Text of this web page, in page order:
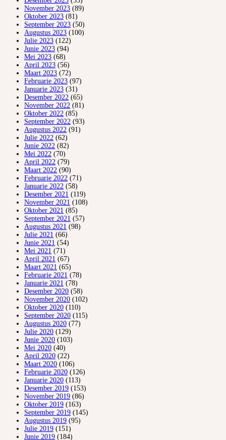
November 2023 (89)
Oktober 2023 (81)
September 2023 (50)
Augustus 2023 (100)
Julie 2023 (122)
Junie 2023 (94)
Mei 2023 (68)
April 2023 (56)
Maart 2023 (72)
Februarie 2023 (97)
Januarie 2023 (31)
Desember 2022 (65)
November 2022 (81)
Oktober 2022 (85)
September 2022 (93)
Augustus 2022 (91)
Julie 2022 (62)
Junie 2022 (82)
Mei 2022 (70)
April 2022 (79)
Maart 2022 (90)
Februarie 2022 (71)
Januarie 2022 (58)
Desember 2021 (119)
November 2021 (108)
Oktober 2021 (85)
September 2021 (57)
Augustus 2021 (98)
Julie 2021 (66)
Junie 2021 (54)
Mei 2021 (71)
April 2021 (67)
Maart 2021 (65)
Februarie 2021 (78)
Januarie 2021 (78)
Desember 2020 (58)
November 2020 (102)
Oktober 2020 (110)
September 2020 (115)
Augustus 2020 (77)
Julie 2020 (129)
Junie 2020 (103)
Mei 2020 (40)
April 2020 (22)
Maart 2020 (106)
Februarie 2020 (126)
Januarie 2020 (113)
Desember 2019 (153)
November 2019 (86)
Oktober 2019 (163)
September 2019 (145)
Augustus 2019 (95)
Julie 2019 (151)
Junie 2019 (184)